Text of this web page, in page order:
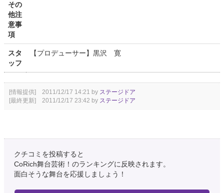
その
他注
意事
項
スタ
ッフ
【プロデューサー】黒沢 寛
[情報提供] 2011/12/17 14:21 by ステージドア
[最終更新] 2011/12/17 23:42 by ステージドア
クチコミを投稿すると
CoRich舞台芸術！のランキングに反映されます。
面白そうな舞台を応援しましょう！